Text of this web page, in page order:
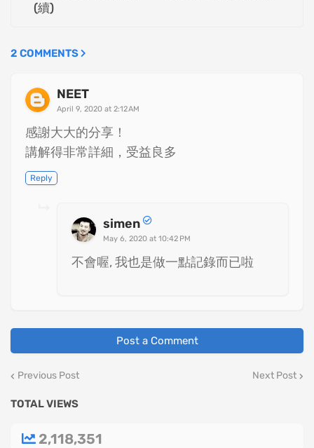
(續)
2 COMMENTS
NEET
April 9, 2020 at 2:12 AM
感謝大大的分享！
講解得非常詳細，受益良多
Reply
simen
May 6, 2020 at 10:42 PM
不會喔, 我也是做一點記錄而已啦
Post a Comment
Previous Post Next Post
TOTAL VIEWS
2,118,351